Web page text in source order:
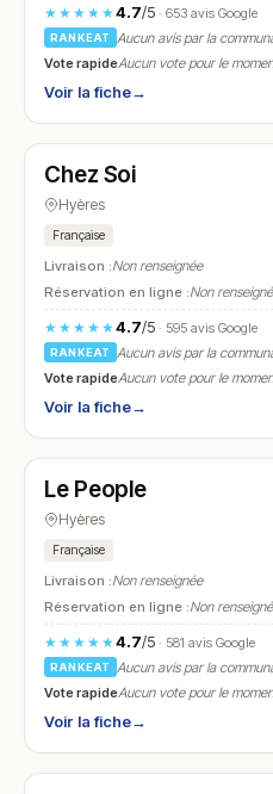
★★★★★4.7/5· 653 avis Google
RANKEAT
Aucun avis par la
Vote rapideAucun vote pour le
Voir la fiche→
N° 19
Chez Soi
Hyères
Française
Livraison :Non renseignée
Réservation en ligne :Non
★★★★★4.7/5· 595 avis Google
RANKEAT
Aucun avis par la
Vote rapideAucun vote pour le
Voir la fiche→
N° 20
Le People
Hyères
Française
Livraison :Non renseignée
Réservation en ligne :Non
★★★★★4.7/5· 581 avis Google
RANKEAT
Aucun avis par la
Vote rapideAucun vote pour le
Voir la fiche→